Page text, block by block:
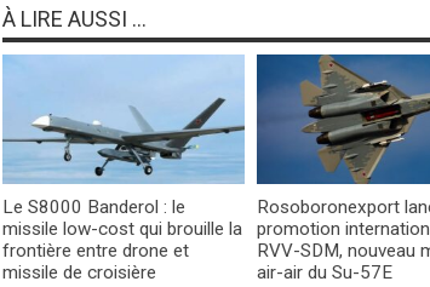
À LIRE AUSSI ...
Le S8000 Banderol : le
missile low-cost qui brouille la
frontière entre drone et
missile de croisière
Rosoboronexport
promotion
RVV-SDM, nouveau
air-air du Su-57E